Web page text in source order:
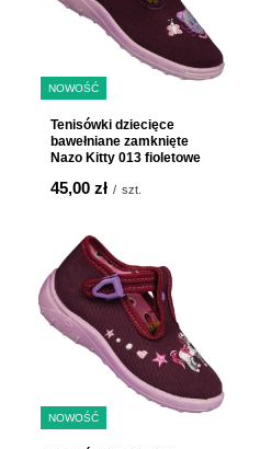
NOWOŚĆ
Tenisówki dziecięce
bawełniane zamknięte
Nazo Kitty 013 fioletowe
45,00 zł / szt.
NOWOŚĆ
ODBIERZ